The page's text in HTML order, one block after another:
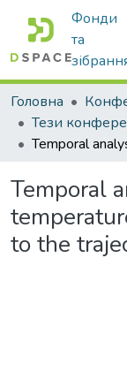
Фонди
та
Головна
Тези
Temporal
to the